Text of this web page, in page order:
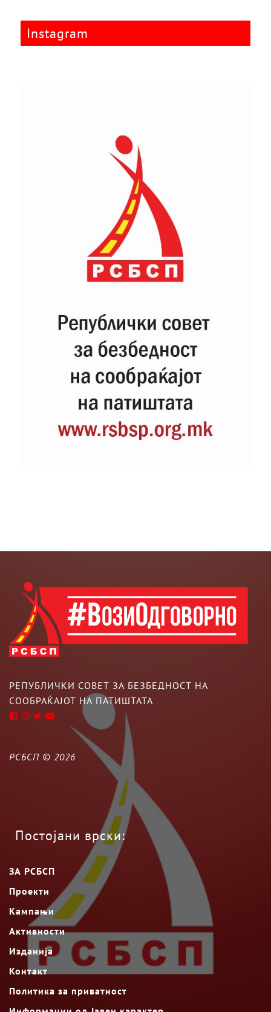
Instagram
РЕПУБЛИЧКИ СОВЕТ ЗА БЕЗБЕДНОСТ НА
СООБРАЌАЈОТ НА ПАТИШТАТА
РСБСП © 2026
Постојани врски:
ЗА РСБСП
Проекти
Кампањи
Активности
Изданија
Контакт
Политика за приватност